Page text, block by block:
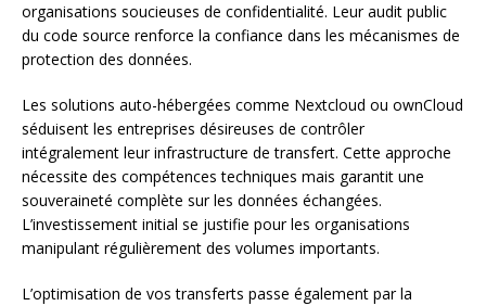
organisations soucieuses de confidentialité. Leur audit public
du code source renforce la confiance dans les mécanismes de
protection des données.
Les solutions auto-hébergées comme Nextcloud ou ownCloud
séduisent les entreprises désireuses de contrôler
intégralement leur infrastructure de transfert. Cette approche
nécessite des compétences techniques mais garantit une
souveraineté complète sur les données échangées.
L’investissement initial se justifie pour les organisations
manipulant régulièrement des volumes importants.
L’optimisation de vos transferts passe également par la